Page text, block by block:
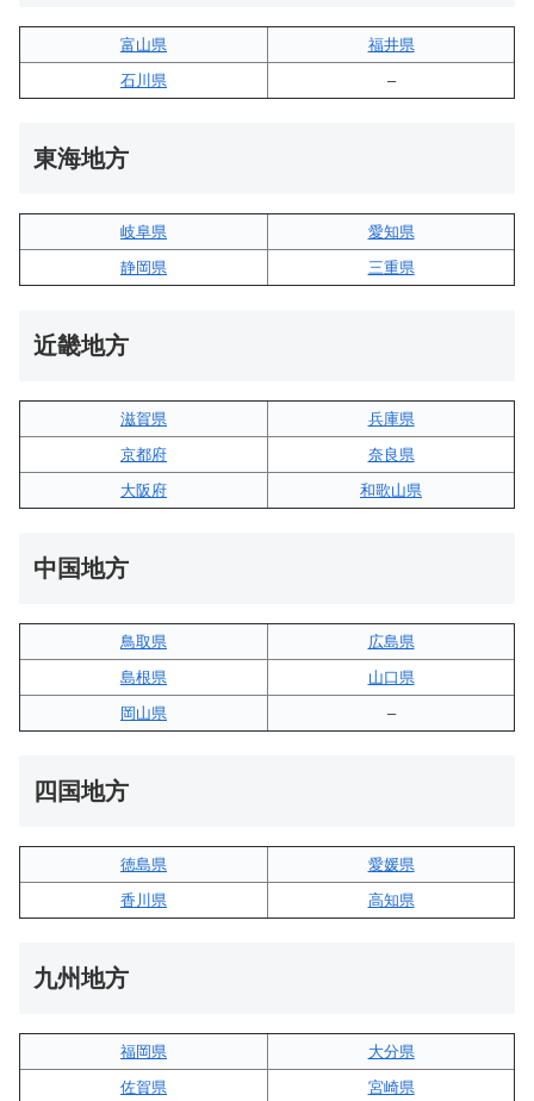
富山県
福井県
石川県
–
東海地方
岐阜県
愛知県
静岡県
三重県
近畿地方
滋賀県
兵庫県
京都府
奈良県
大阪府
和歌山県
中国地方
鳥取県
広島県
島根県
山口県
岡山県
–
四国地方
徳島県
愛媛県
香川県
高知県
九州地方
福岡県
大分県
佐賀県
宮崎県